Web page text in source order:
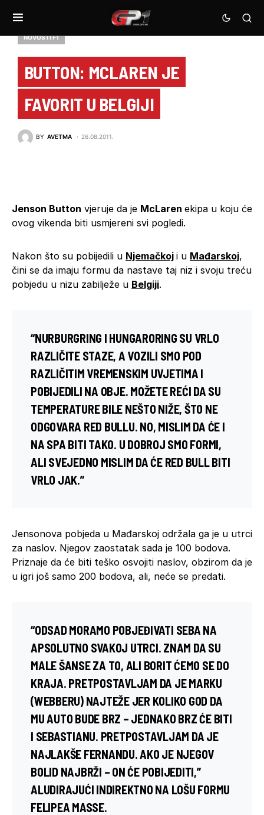
NOVOSTI F1
BUTTON: MCLAREN JE
FAVORIT U BELGIJI
BY AVETMA 26.08.2011.
Jenson Button vjeruje da je McLaren ekipa u koju će
ovog vikenda biti usmjereni svi pogledi.
Nakon što su pobijedili u Njemačkoj i u Mađarskoj,
čini se da imaju formu da nastave taj niz i svoju treću
pobjedu u nizu zabilježe u Belgiji.
“NURBURGRING I HUNGARORING SU VRLO
RAZLIČITE STAZE, A VOZILI SMO POD
RAZLIČITIM VREMENSKIM UVJETIMA I
POBIJEDILI NA OBJE. MOŽETE REĆI DA SU
TEMPERATURE BILE NEŠTO NIŽE, ŠTO NE
ODGOVARA RED BULLU. NO, MISLIM DA ĆE I
NA SPA BITI TAKO. U DOBROJ SMO FORMI,
ALI SVEJEDNO MISLIM DA ĆE RED BULL BITI
VRLO JAK.”
Jensonova pobjeda u Mađarskoj održala ga je u utrci
za naslov. Njegov zaostatak sada je 100 bodova.
Priznaje da će biti teško osvojiti naslov, obzirom da je
u igri još samo 200 bodova, ali, neće se predati.
“ODSAD MORAMO POBJEĐIVATI SEBA NA
APSOLUTNO SVAKOJ UTRCI. ZNAM DA SU
MALE ŠANSE ZA TO, ALI BORIT ĆEMO SE DO
KRAJA. PRETPOSTAVLJAM DA JEMARKU
(WEBBERU) NAJTEŽE JER KOLIKO GOD DA
MU AUTO BUDE BRZ – JEDNAKO BRZ ĆE BITI
I SEBASTIANU. PRETPOSTAVLJAM DA JE
NAJLAKŠE FERNANDU. AKO JE NJEGOV
BOLID NAJBRŽI – ON ĆE POBIJEDITI,”
ALUDIRAJUĆI INDIREKTNO NA LOŠU FORMU
FELIPEA MASSE.